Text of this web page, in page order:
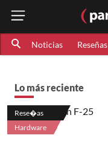
Noticias Reseñas
Lo más reciente
Rese�as
Hardware